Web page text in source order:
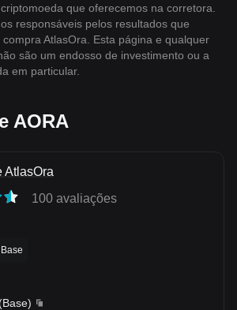
que oferecemos na corretora.
responsáveis ​​pelos resultados que
AtlasOra. Esta página e qualquer
são um endosso de investimento ou a
em particular.
AORA
AtlasOra
100 avaliações
(Base)